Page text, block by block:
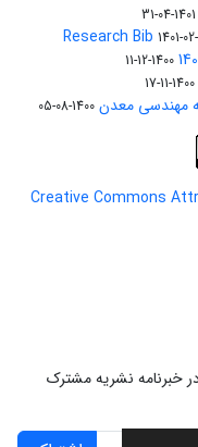
1401-04-31
1401-
1400-12-11
1400-11-17
مهندسی معدن 1400-08-05
Creative Commons
خبرنامه نشریه مشترک